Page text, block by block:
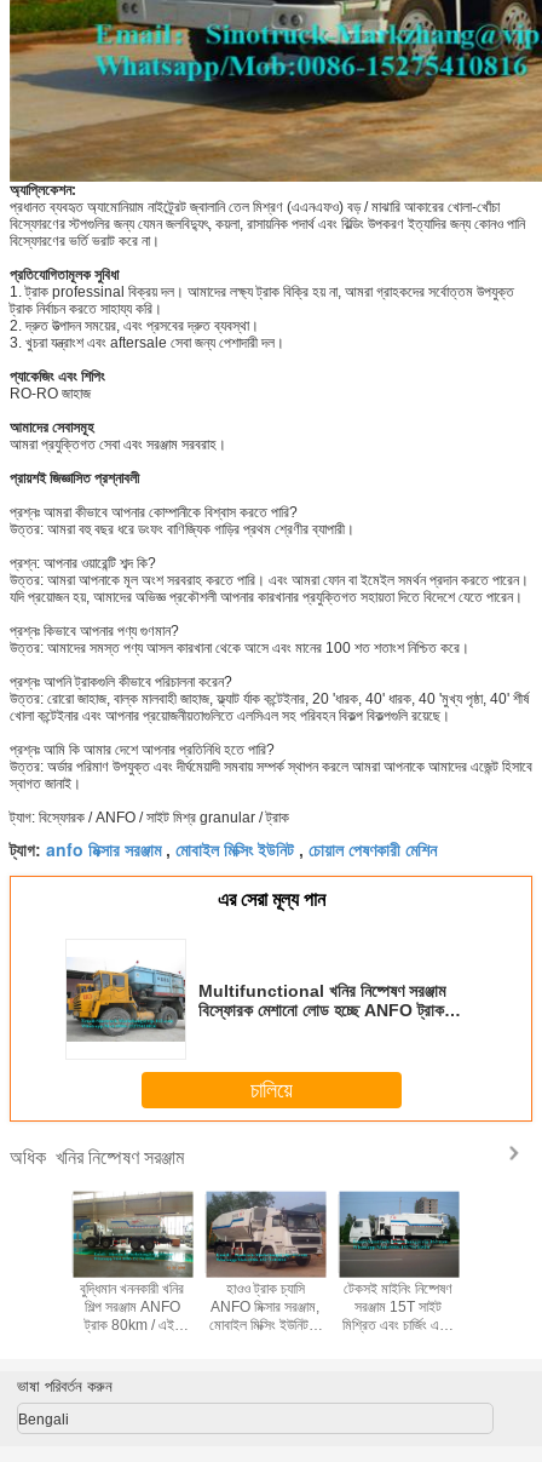
অ্যাপ্লিকেশন:
প্রধানত ব্যবহৃত অ্যামোনিয়াম নাইট্র্রেট জ্বালানি তেল মিশ্রণ (এএনএফও) বড় / মাঝারি আকারের খোলা-খোঁচা
বিস্ফোরণের স্টপগুলির জন্য যেমন জলবিদ্যুৎ, কয়লা, রাসায়নিক পদার্থ এবং বিল্ডিং উপকরণ ইত্যাদির জন্য কোনও পানি
বিস্ফোরণের ভর্তি ভরাট করে না।
প্রতিযোগিতামূলক সুবিধা
1. ট্রাক professinal বিক্রয় দল। আমাদের লক্ষ্য ট্রাক বিক্রি হয় না, আমরা গ্রাহকদের সর্বোত্তম উপযুক্ত
ট্রাক নির্বাচন করতে সাহায্য করি।
2. দ্রুত উত্পাদন সময়ের, এবং প্রসবের দ্রুত ব্যবস্থা।
3. খুচরা যন্ত্রাংশ এবং aftersale সেবা জন্য পেশাদারী দল।
প্যাকেজিং এবং শিপিং
RO-RO জাহাজ
আমাদের সেবাসমূহ
আমরা প্রযুক্তিগত সেবা এবং সরঞ্জাম সরবরাহ।
প্রায়শই জিজ্ঞাসিত প্রশ্নাবলী
প্রশ্নঃ আমরা কীভাবে আপনার কোম্পানীকে বিশ্বাস করতে পারি?
উত্তর: আমরা বহু বছর ধরে ডংফং বাণিজ্যিক গাড়ির প্রথম শ্রেণীর ব্যাপারী।
প্রশ্ন: আপনার ওয়ারেন্টি শব্দ কি?
উত্তর: আমরা আপনাকে মূল অংশ সরবরাহ করতে পারি। এবং আমরা ফোন বা ইমেইল সমর্থন প্রদান করতে পারেন।
যদি প্রয়োজন হয়, আমাদের অভিজ্ঞ প্রকৌশলী আপনার কারখানার প্রযুক্তিগত সহায়তা দিতে বিদেশে যেতে পারেন।
প্রশ্নঃ কিভাবে আপনার পণ্য গুণমান?
উত্তর: আমাদের সমস্ত পণ্য আসল কারখানা থেকে আসে এবং মানের 100 শত শতাংশ নিশ্চিত করে।
প্রশ্নঃ আপনি ট্রাকগুলি কীভাবে পরিচালনা করেন?
উত্তর: রোরো জাহাজ, বাল্ক মালবাহী জাহাজ, ফ্ল্যাট র্যাক কন্টেইনার, 20 'ধারক, 40' ধারক, 40 'মুখ্য পৃষ্ঠা, 40' শীর্ষ
খোলা কন্টেইনার এবং আপনার প্রয়োজনীয়তাগুলিতে এলসিএল সহ পরিবহন বিকল্প বিকল্পগুলি রয়েছে।
প্রশ্নঃ আমি কি আমার দেশে আপনার প্রতিনিধি হতে পারি?
উত্তর: অর্ডার পরিমাণ উপযুক্ত এবং দীর্ঘমেয়াদী সমবায় সম্পর্ক স্থাপন করলে আমরা আপনাকে আমাদের এজেন্ট হিসাবে
স্বাগত জানাই।
ট্যাগ: বিস্ফোরক / ANFO / সাইট মিশ্র granular / ট্রাক
ট্যাগ: anfo মিক্সার সরঞ্জাম, মোবাইল মিক্সিং ইউনিট, চোয়াল পেষণকারী মেশিন
এর সেরা মূল্য পান
Multifunctional খনির নিষ্পেষণ সরঞ্জাম
বিস্ফোরক মেশানো লোড হচ্ছে ANFO ট্রাক
চালিয়ে
অধিক খনির নিষ্পেষণ সরঞ্জাম
বুদ্ধিমান খননকারী খনির
শিল্প সরঞ্জাম ANFO
ট্রাক 80km / এইচ
হাওও ট্রাক চ্যাসি
ANFO মিক্সার সরঞ্জাম,
মোবাইল মিক্সিং ইউনিট 8
টেকসই মাইনিং নিষ্পেষণ
সরঞ্জাম 15T সাইট
মিশ্রিত এবং চার্জিং এফো
ভাষা পরিবর্তন করুন
Bengali